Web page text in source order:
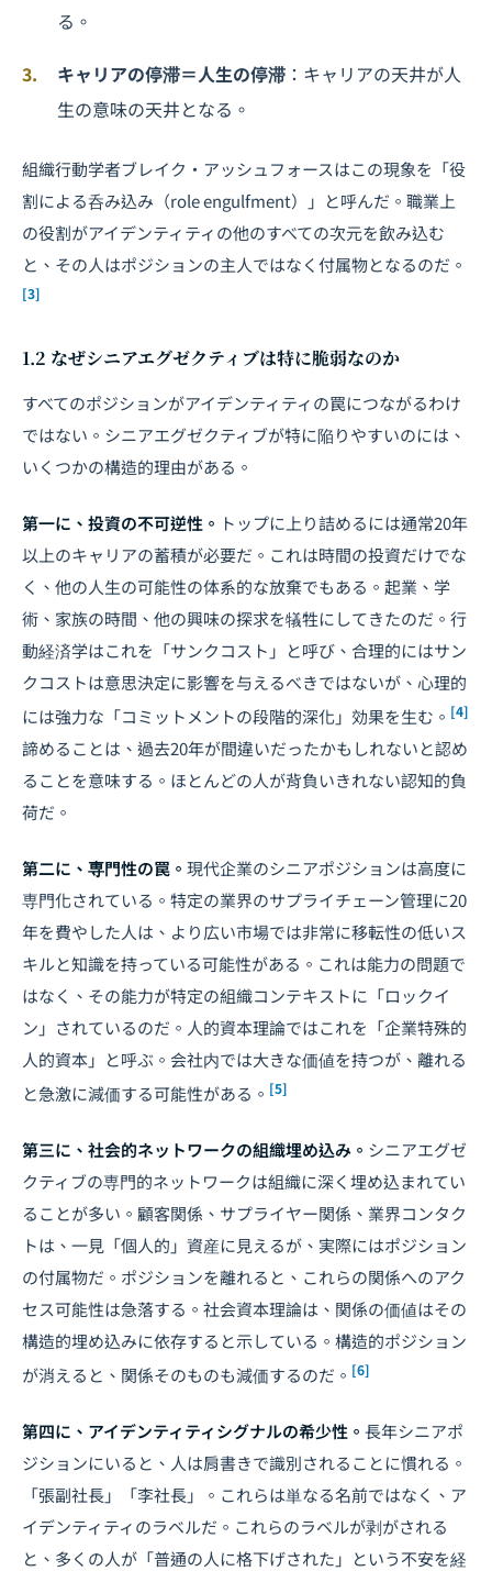
る。
キャリアの停滞＝人生の停滞 ：キャリアの天井が人
生の意味の天井となる。
組織行動学者ブレイク・アッシュフォースはこの現象を「役
割による呑み込み（role engulfment）」と呼んだ。職業上
の役割がアイデンティティの他のすべての次元を飲み込む
と、その人はポジションの主人ではなく付属物となるのだ。
[3]
1.2 なぜシニアエグゼクティブは特に脆弱なのか
すべてのポジションがアイデンティティの罠につながるわけ
ではない。シニアエグゼクティブが特に陥りやすいのには、
いくつかの構造的理由がある。
第一に、投資の不可逆性。 トップに上り詰めるには通常20年
以上のキャリアの蓄積が必要だ。これは時間の投資だけでな
く、他の人生の可能性の体系的な放棄でもある。起業、学
術、家族の時間、他の興味の探求を犠牲にしてきたのだ。行
動経済学はこれを「サンクコスト」と呼び、合理的にはサン
クコストは意思決定に影響を与えるべきではないが、心理的
には強力な「コミットメントの段階的深化」効果を生む。 [4]
諦めることは、過去20年が間違いだったかもしれないと認め
ることを意味する。ほとんどの人が背負いきれない認知的負
荷だ。
第二に、専門性の罠。 現代企業のシニアポジションは高度に
専門化されている。特定の業界のサプライチェーン管理に20
年を費やした人は、より広い市場では非常に移転性の低いス
キルと知識を持っている可能性がある。これは能力の問題で
はなく、その能力が特定の組織コンテキストに「ロックイ
ン」されているのだ。人的資本理論ではこれを「企業特殊的
人的資本」と呼ぶ。会社内では大きな価値を持つが、離れる
と急激に減価する可能性がある。 [5]
第三に、社会的ネットワークの組織埋め込み。 シニアエグゼ
クティブの専門的ネットワークは組織に深く埋め込まれてい
ることが多い。顧客関係、サプライヤー関係、業界コンタク
トは、一見「個人的」資産に見えるが、実際にはポジション
の付属物だ。ポジションを離れると、これらの関係へのアク
セス可能性は急落する。社会資本理論は、関係の価値はその
構造的埋め込みに依存すると示している。構造的ポジション
が消えると、関係そのものも減価するのだ。 [6]
第四に、アイデンティティシグナルの希少性。 長年シニアポ
ジションにいると、人は肩書きで識別されることに慣れる。
「張副社長」「李社長」。これらは単なる名前ではなく、ア
イデンティティのラベルだ。これらのラベルが剥がされる
と、多くの人が「普通の人に格下げされた」という不安を経